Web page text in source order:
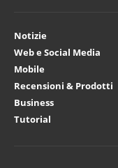
Notizie
Web e Social Media
Mobile
Recensioni & Prodotti
Business
Tutorial